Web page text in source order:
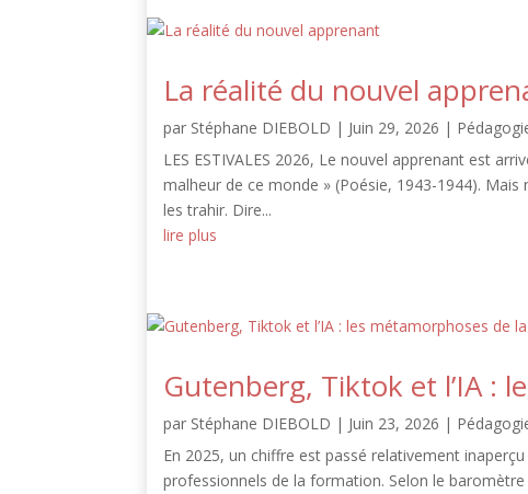
La réalité du nouvel
par Stéphane DIEBOLD | Juin 29, 2026 |
LES ESTIVALES 2026, Le nouvel apprenant est
malheur de ce monde » (Poésie, 1943-1944).
les trahir. Dire...
lire plus
Gutenberg, Tiktok et l’IA :
par Stéphane DIEBOLD | Juin 23, 2026 |
En 2025, un chiffre est passé relativement
professionnels de la formation. Selon le